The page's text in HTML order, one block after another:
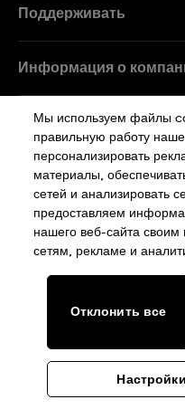
Поддерживать
Информация о
Работа в Swatch
Sitemap
Политика
Cookie Notice
© SWATCH AG 2026. ВСЕ
Мы используем файлы
правильную работу
персонализировать
материалы,
сетей и анализировать
предоставляем
нашего веб-сайта
сетям, рекламе и
Отклонить все